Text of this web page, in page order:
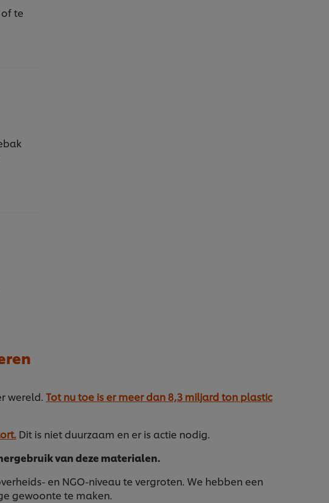
te
wereld. Tot nu toe is er meer dan 8,3 miljard ton plastic
Dit is niet duurzaam en er is actie nodig.
van deze materialen.
en NGO-niveau te vergroten. We hebben een
gewoonte te maken.